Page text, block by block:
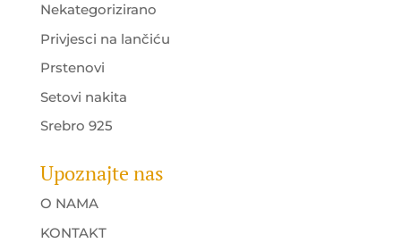
Nekategorizirano
Privjesci na lančiću
Prstenovi
Setovi nakita
Srebro 925
Upoznajte nas
O NAMA
KONTAKT